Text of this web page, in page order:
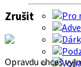
Zrušit
Opravdu chceš